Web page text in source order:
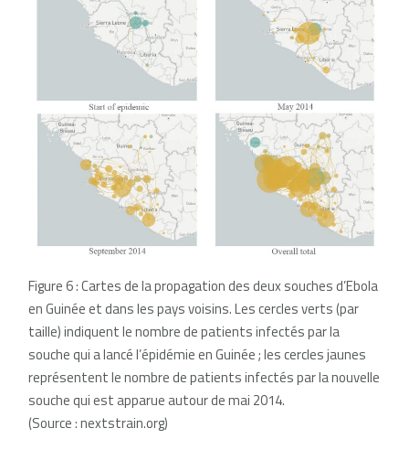
Figure 6 : Cartes de la propagation des deux souches d’Ebola
en Guinée et dans les pays voisins. Les cercles verts (par
taille) indiquent le nombre de patients infectés par la
souche qui a lancé l’épidémie en Guinée ; les cercles jaunes
représentent le nombre de patients infectés par la nouvelle
souche qui est apparue autour de mai 2014.
(Source : nextstrain.org)